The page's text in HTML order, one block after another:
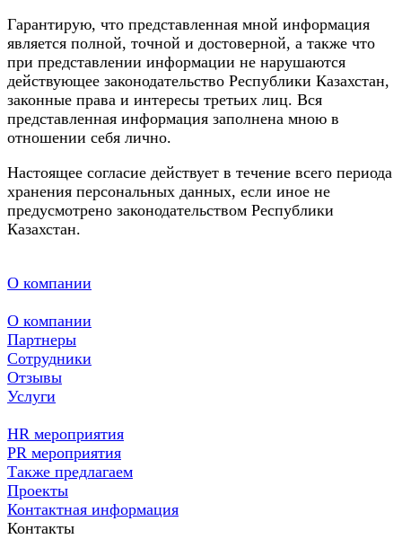
Гарантирую, что представленная мной информация
является полной, точной и достоверной, а также что
при представлении информации не нарушаются
действующее законодательство Республики Казахстан,
законные права и интересы третьих лиц. Вся
представленная информация заполнена мною в
отношении себя лично.
Настоящее согласие действует в течение всего периода
хранения персональных данных, если иное не
предусмотрено законодательством Республики
Казахстан.
О компании
О компании
Партнеры
Сотрудники
Отзывы
Услуги
HR мероприятия
PR мероприятия
Также предлагаем
Проекты
Контактная информация
Контакты